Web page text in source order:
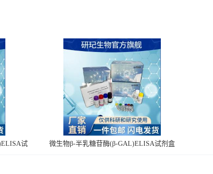
试
微生物β-半乳糖苷酶(β-GAL)ELISA试剂盒